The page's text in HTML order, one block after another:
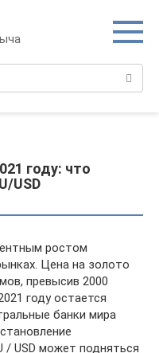
году: что
USD
ростом
Цена на золото
превысив 2000
году остается
банки мира
/ USD может подняться